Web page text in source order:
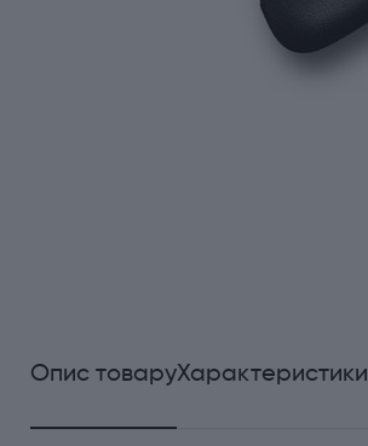
Опис товаруХарактеристики